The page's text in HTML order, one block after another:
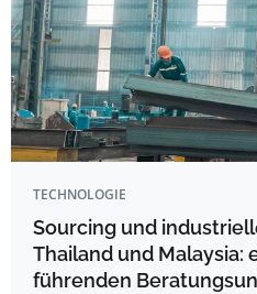
TECHNOLOGIE
Sourcing und
Thailand und Malaysia:
führenden